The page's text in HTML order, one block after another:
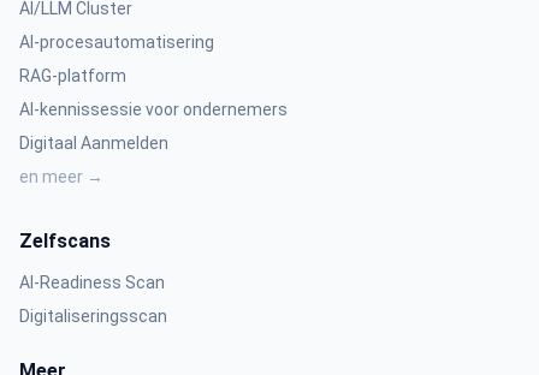
AI/LLM Cluster
AI-procesautomatisering
RAG-platform
AI-kennissessie voor ondernemers
Digitaal Aanmelden
en meer →
Zelfscans
AI-Readiness Scan
Digitaliseringsscan